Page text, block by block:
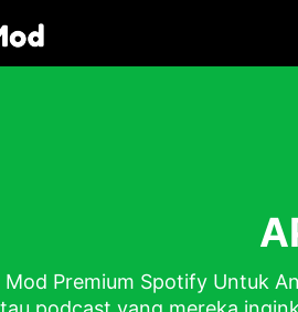
Mod Premium Spotify Untuk